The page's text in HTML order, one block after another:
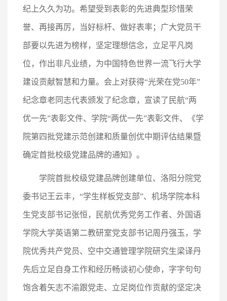
纪上久久为功。希望受到表彰的先进典型珍惜荣
誉、再接再厉，当好标杆、做好表率；广大党员干
部要以先进为榜样，坚定理想信念，立足平凡岗
位，作出非凡业绩，为中国特色世界一流飞行大学
建设贡献智慧和力量。会上对获得“光荣在党50年”
纪念章老同志代表颁发了纪念章，宣读了民航“两
优一先”表彰文件、学院“两优一先”表彰文件、《学
院第四批党建示范创建和质量创优中期评估结果暨
确定首批校级党建品牌的通知》。
学院首批校级党建品牌创建单位、洛阳分院党
委书记王云丰，“学生样板党支部”、机场学院本科
生党支部书记张恒，民航优秀党务工作者、外国语
学院大学英语第二教研室党支部书记周丹强玉，学
院优秀共产党员、空中交通管理学院研究生梁译丹
先后立足自身工作和经历畅谈初心使命，字字句句
饱含着矢志不渝跟党走、立足岗位作贡献的坚定决